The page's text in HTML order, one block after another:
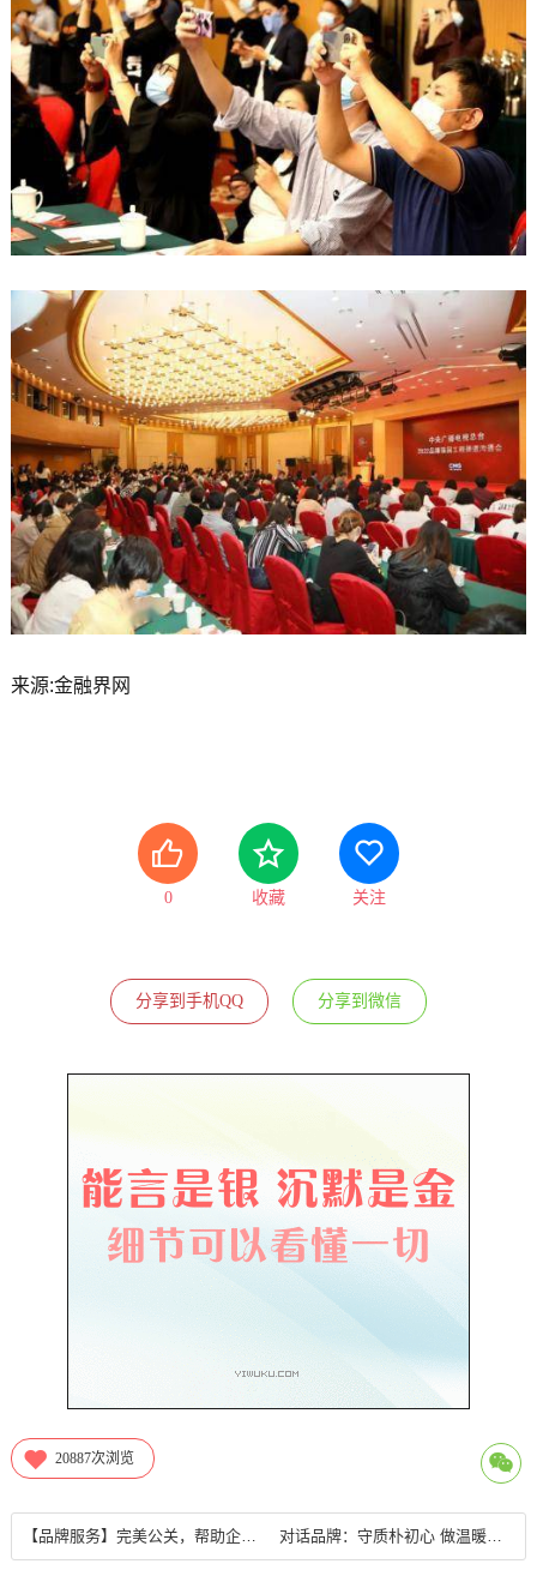
来源:金融界网
0 收藏 关注
分享到手机QQ 分享到微信
20887次浏览
【品牌服务】完美公关，帮助企业解决互联网+时代营销推广难的问题 对话品牌：守质朴初心 做温暖教育